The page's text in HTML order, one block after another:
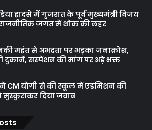
हादसे में गुजरात के पूर्व मुख्यमंत्री विजय
जगत में शोक की लहर
महंत से अभद्रता पर भड़का जनाक्रोश,
दुकानें, सस्पेंशन की मांग पर अड़े भक्त
ने CM योगी से की स्कूल में एडमिशन की
मुस्कुराकर दिया जवाब